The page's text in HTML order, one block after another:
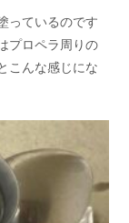
っているのです
プロペラ周りの
こんな感じにな